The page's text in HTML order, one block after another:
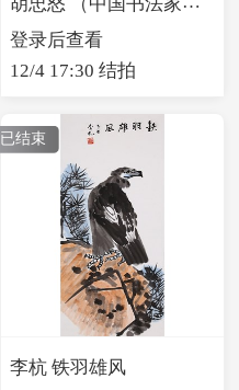
登录后查看
12/4 17:30 结拍
已结束
李杭 铁羽雄风